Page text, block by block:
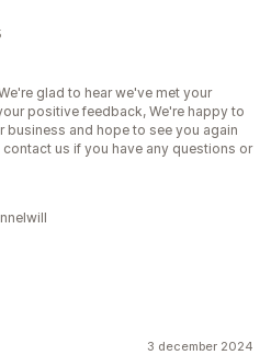
glad to hear we've met your
positive feedback, We're happy to
business and hope to see you again
us if you have any questions or
3 december 2024